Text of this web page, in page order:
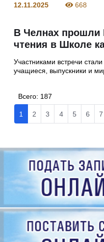
12.11.2025 668
В Челнах прошли
чтения в Школе
Участниками встречи
учащиеся, выпускники и
Всего: 187
1 2 3 4 5 6 7